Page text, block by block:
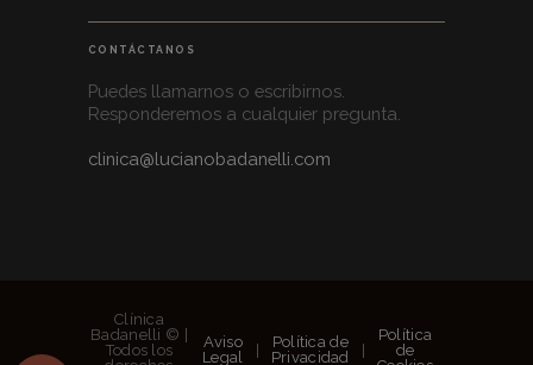
CONTÁCTANOS
Puedes llamarnos o escribirnos.
Responderemos a cualquier pregunta.
clinica@lucianobadanelli.com
Clínica
Badanelli © |
Todos los
Aviso
Legal
|
Política de
Privacidad
|
Política
de